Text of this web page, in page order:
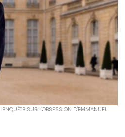
SUR L'OBSESSION D'EMMANUEL